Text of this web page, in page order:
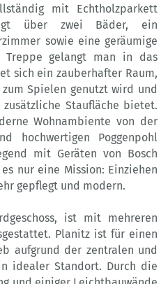
mit Echtholzparkett
über zwei Bäder, ein
sowie eine geräumige
Treppe gelangt man in das
sich ein zauberhafter Raum,
Spielen genutzt wird und
Staufläche bietet.
Wohnambiente von der
hochwertigen Poggenpohl
mit Geräten von Bosch
nur eine Mission: Einziehen
gepflegt und modern.
ist mit mehreren
Planitz ist für einen
aufgrund der zentralen und
idealer Standort. Durch die